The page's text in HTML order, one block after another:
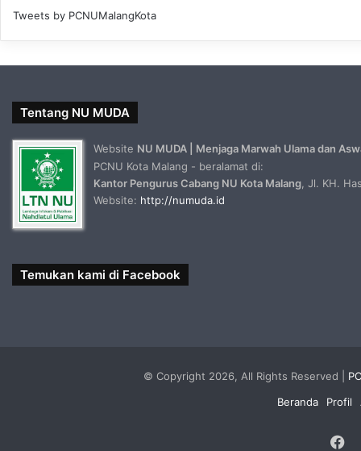
Tweets by PCNUMalangKota
Tentang NU MUDA
Website NU MUDA | Menjaga Marwah Ulama dan
PCNU Kota Malang - beralamat di:
Kantor Pengurus Cabang NU Kota Malang , Jl. KH.
Website: http://numuda.id
Temukan kami di Facebook
© Copyright 2026, All Rights Reserved |
Beranda
Profil